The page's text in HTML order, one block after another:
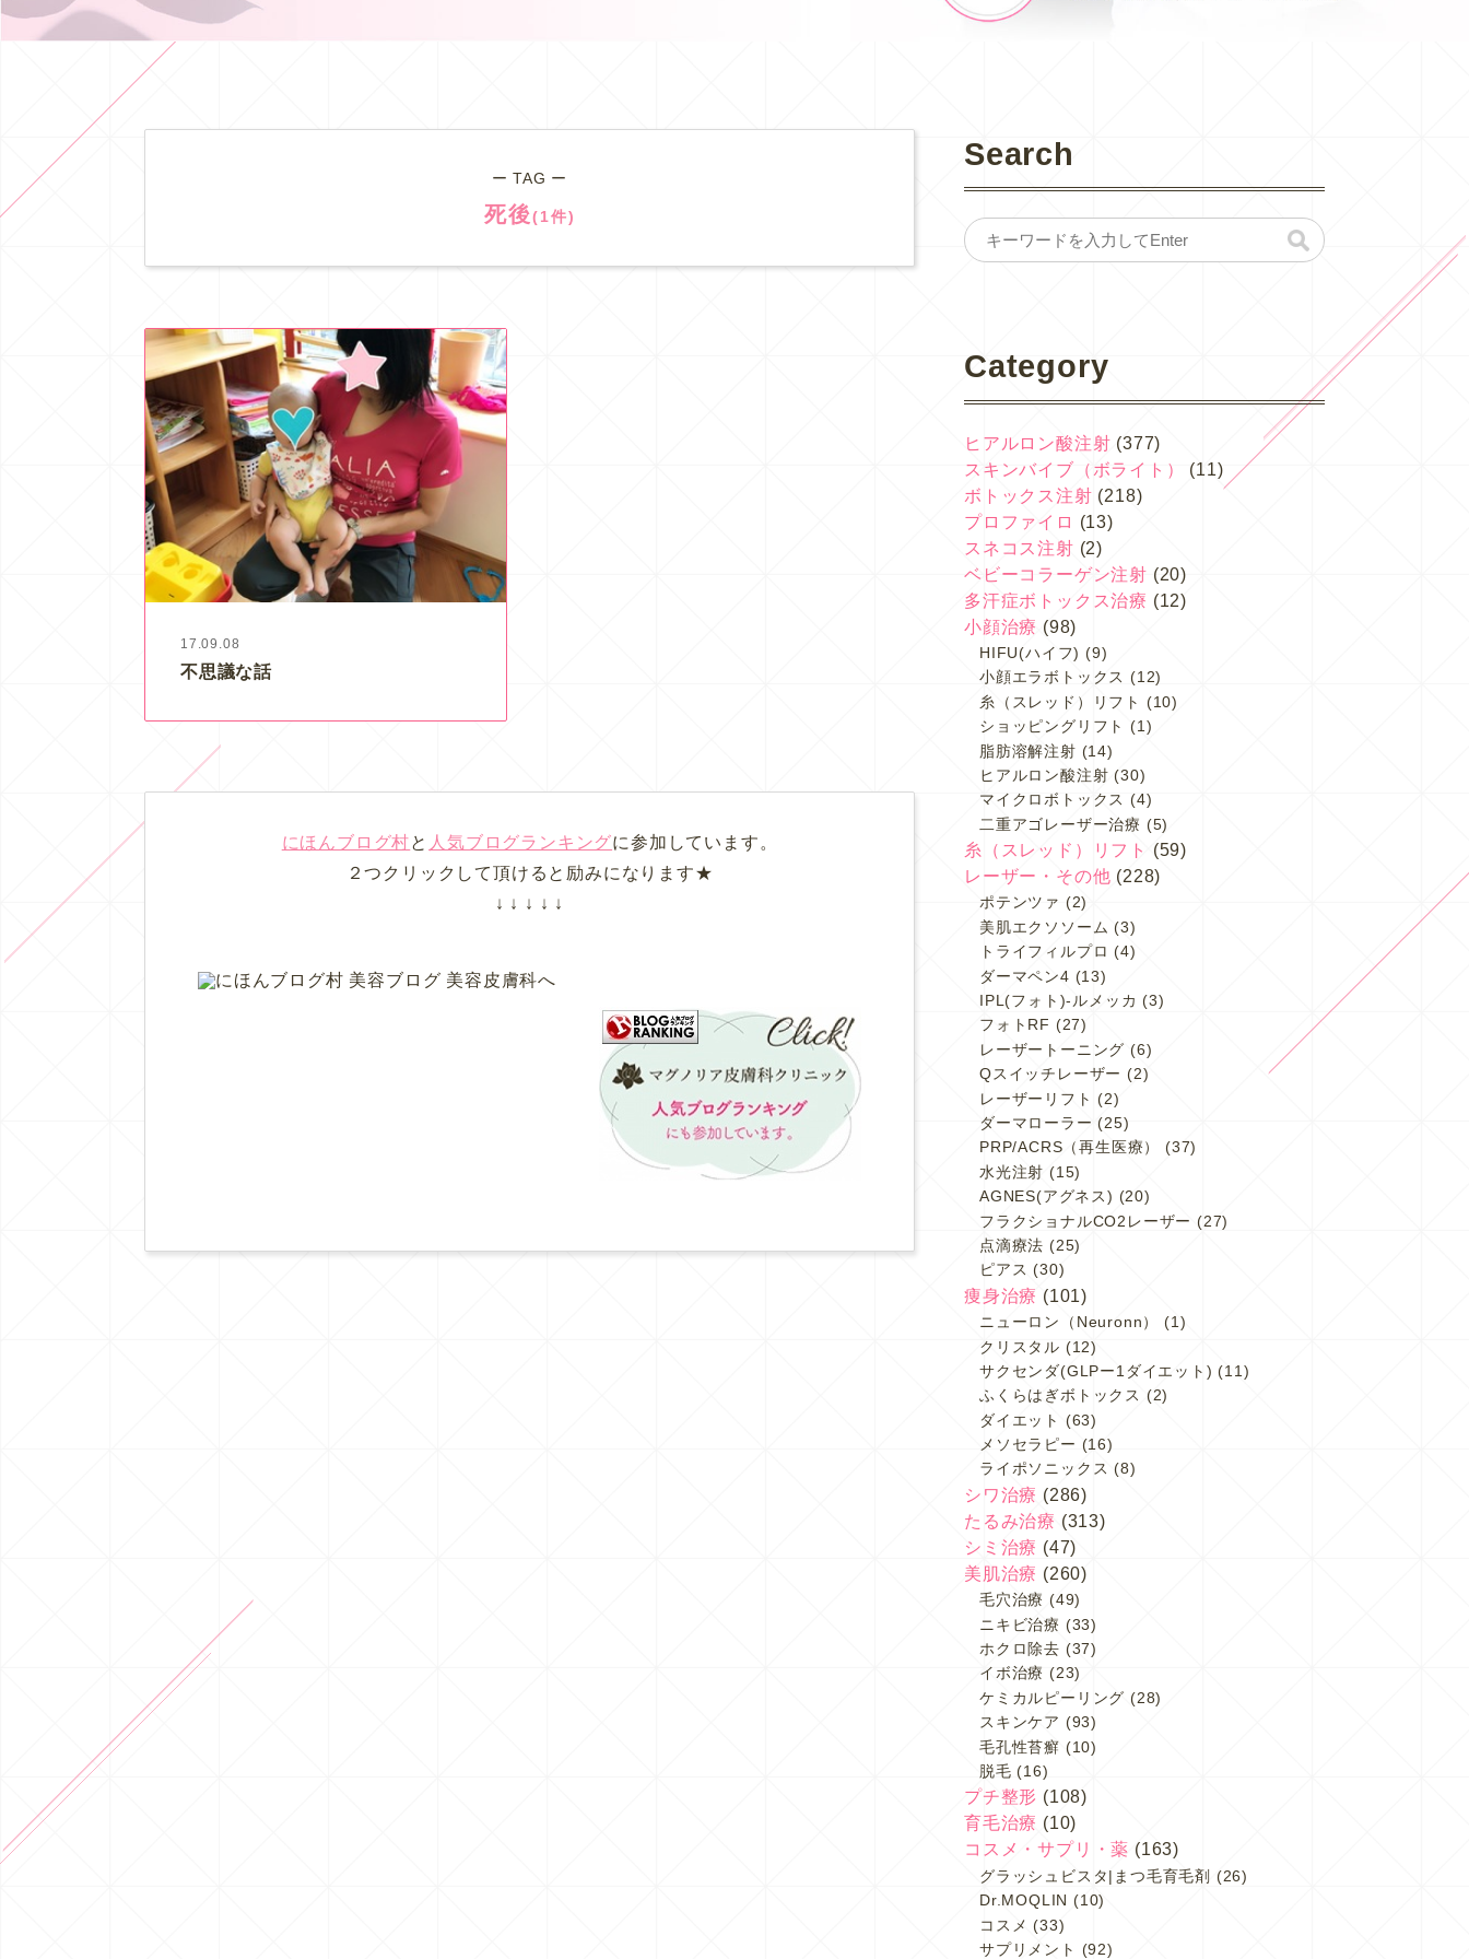
ー TAG ー
死後(1件)
17.09.08
不思議な話
にほんブログ村と 人気ブログランキングに参加しています。
２つクリックして頂けると励みになります★
↓ ↓ ↓ ↓ ↓
Search
Category
ヒアルロン酸注射 (377)
スキンバイブ（ボライト）
(11)
ボトックス注射 (218)
プロファイロ (13)
スネコス注射 (2)
ベビーコラーゲン注射 (20)
多汗症ボトックス治療 (12)
小顔治療 (98)
HIFU(ハイフ) (9)
小顔エラボトックス (12)
糸（スレッド）リフト
(10)
ショッピングリフト
(1)
脂肪溶解注射 (14)
ヒアルロン酸注射 (30)
マイクロボトックス (4)
二重アゴレーザー治療 (5)
糸（スレッド）リフト
(59)
レーザー・その他 (228)
ポテンツァ (2)
美肌エクソソーム (3)
トライフィルプロ (4)
ダーマペン4 (13)
IPL(フォト)-ルメッカ (3)
フォトRF (27)
レーザートーニング (6)
Qスイッチレーザー (2)
レーザーリフト (2)
ダーマローラー (25)
PRP/ACRS（再生医療）
(37)
水光注射 (15)
AGNES(アグネス) (20)
フラクショナルCO2レーザー (27)
点滴療法 (25)
ピアス (30)
痩身治療 (101)
ニューロン（Neuronn）
(1)
クリスタル (12)
サクセンダ(GLPー1ダイエット) (11)
ふくらはぎボトックス (2)
ダイエット (63)
メソセラピー (16)
ライポソニックス (8)
シワ治療 (286)
たるみ治療 (313)
シミ治療 (47)
美肌治療 (260)
毛穴治療 (49)
ニキビ治療 (33)
ホクロ除去 (37)
イボ治療 (23)
ケミカルピーリング (28)
スキンケア (93)
毛孔性苔癬 (10)
脱毛 (16)
プチ整形 (108)
育毛治療 (10)
コスメ・サプリ・薬 (163)
グラッシュビスタ|まつ毛育毛剤
(26)
Dr.MOQLIN (10)
コスメ (33)
サプリメント
(92)